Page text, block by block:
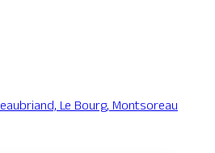
Le Bourg, Montsoreau